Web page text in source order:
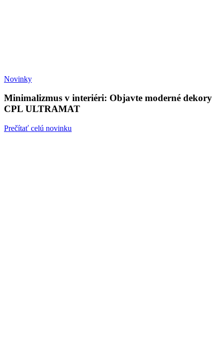
Novinky
Minimalizmus v interiéri: Objavte moderné dekory
CPL ULTRAMAT
Prečítať celú novinku